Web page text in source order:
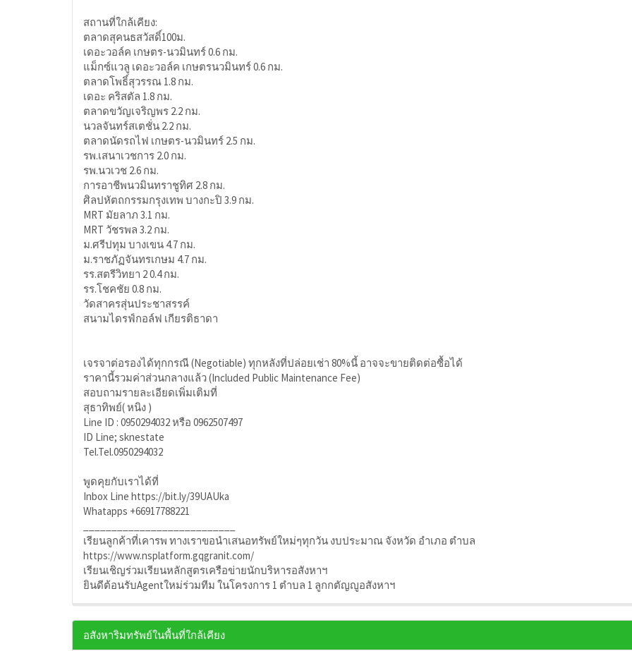
สถานที่ใกล้เคียง:
ตลาดสุคนธสวัสดิ์100ม.
เดอะวอล์ค เกษตร-นวมินทร์ 0.6 กม.
แม็กซ์แวลู เดอะวอล์ค เกษตรนวมินทร์ 0.6 กม.
ตลาดโพธิ์สุวรรณ 1.8 กม.
เดอะ คริสตัล 1.8 กม.
ตลาดขวัญเจริญพร 2.2 กม.
นวลจันทร์สเตชั่น 2.2 กม.
ตลาดนัดรถไฟ เกษตร-นวมินทร์ 2.5 กม.
รพ.เสนาเวชการ 2.0 กม.
รพ.นวเวช 2.6 กม.
การอาชีพนวมินทราชูทิศ 2.8 กม.
ศิลปหัตถกรรมกรุงเทพ บางกะปิ 3.9 กม.
MRT มัยลาภ 3.1 กม.
MRT วัชรพล 3.2 กม.
ม.ศรีปทุม บางเขน 4.7 กม.
ม.ราชภัฏจันทรเกษม 4.7 กม.
รร.สตรีวิทยา 2 0.4 กม.
รร.โชคชัย 0.8 กม.
วัดสาครสุ่นประชาสรรค์
สนามไดรฟ์กอล์ฟ เกียรติธาดา
เจรจาต่อรองได้ทุกกรณี (Negotiable) ทุกหลังที่ปล่อยเช่า 80%นี้ อาจจะขายติดต่อซื้อได้
ราคานี้รวมค่าส่วนกลางแล้ว (Included Public Maintenance Fee)
สอบถามรายละเอียดเพิ่มเติมที่
สุธาทิพย์( หนิง )
Line ID : 0950294032 หรือ 0962507497
ID Line; sknestate
Tel.Tel.0950294032
พูดคุยกับเราได้ที่
Inbox Line https://bit.ly/39UAUka
Whatapps +66917788221
เรียนลูกค้าที่เคารพ ทางเราขอนำเสนอทรัพย์ใหม่ๆทุกวัน งบประมาณ จังหวัด อำเภอ ตำบล
https://www.nsplatform.gqgranit.com/
เรียนเชิญร่วมเรียนหลักสูตรเครือข่ายนักบริหารอสังหาฯ
ยินดีต้อนรับAgentใหม่ร่วมทีม ในโครงการ 1 ตำบล 1 ลูกกตัญญูอสังหาฯ
อสังหาริมทรัพย์ในพื้นที่ใกล้เคียง